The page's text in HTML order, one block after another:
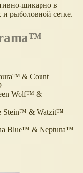
шикарно в
рыболовной сетке.
& Count
Wolf™ &
Stein™ & Watzit™
Blue™ & Neptuna™